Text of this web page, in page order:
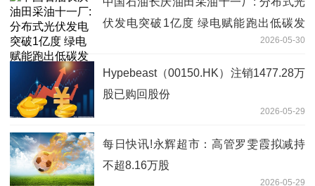
伏发电突破1亿度 绿电赋能跑出低碳发
2026-05-30
Hypebeast（00150.HK）注销1477.28万
股已购回股份
2026-05-29
每日快讯!永辉超市：高管罗雯霞拟减持
不超8.16万股
2026-05-29